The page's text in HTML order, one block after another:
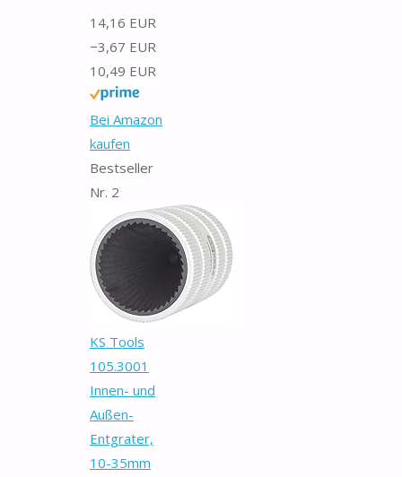
14,16 EUR
−3,67 EUR
10,49 EUR
Bei Amazon
kaufen
Bestseller
Nr. 2
KS Tools
105.3001
Innen- und
Außen-
Entgrater,
10-35mm